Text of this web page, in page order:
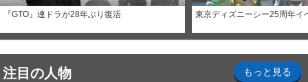
『GTO』連ドラが28年ぶり復活 東京ディズニーシー25周年イ
注目の人物 もっと見る